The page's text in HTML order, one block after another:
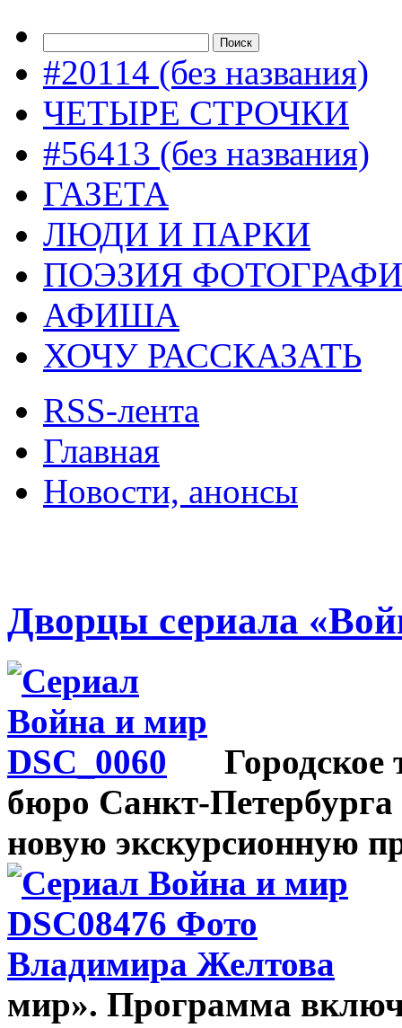
#20114 (без названия)
ЧЕТЫРЕ СТРОЧКИ
#56413 (без названия)
ГАЗЕТА
ЛЮДИ И ПАРКИ
ПОЭЗИЯ
АФИША
ХОЧУ РАССКАЗАТЬ
RSS-лента
Главная
Новости, анонсы
Дворцы сериала
Городское
бюро Санкт-
новую экскурсионную
мир». Программа